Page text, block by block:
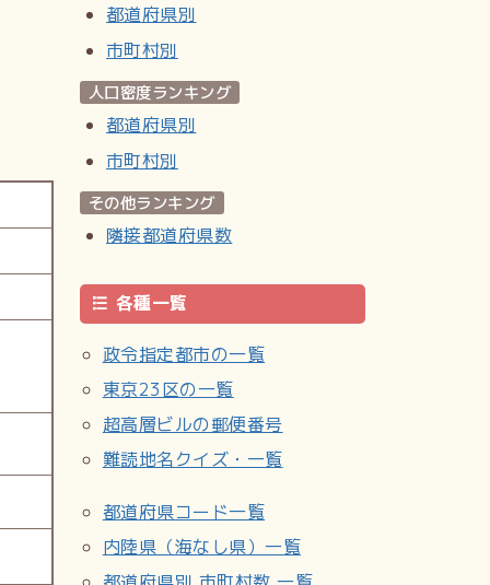
都道府県別
市町村別
人口密度ランキング
都道府県別
市町村別
その他ランキング
隣接都道府県数
各種一覧
政令指定都市の一覧
東京23区の一覧
超高層ビルの郵便番号
難読地名クイズ・一覧
都道府県コード一覧
内陸県（海なし県）一覧